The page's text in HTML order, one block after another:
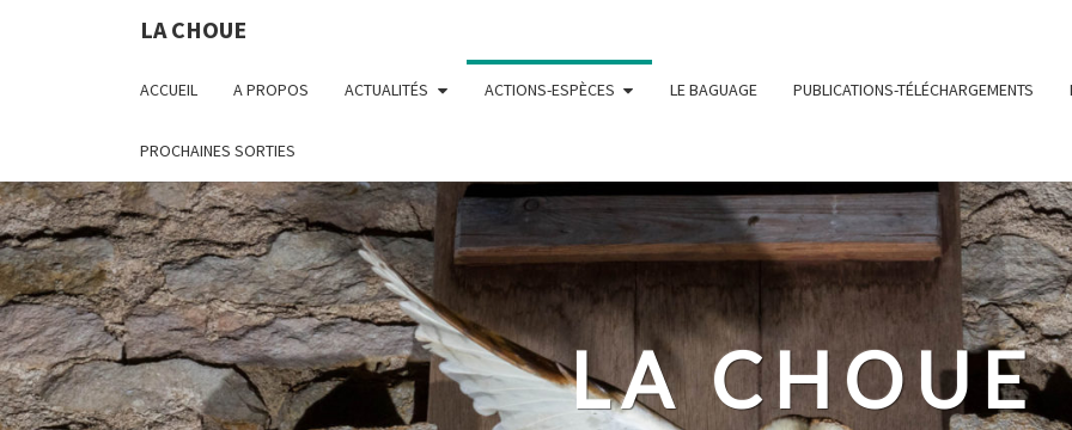
LA CHOUE
ACCUEIL A PROPOS ACTUALITÉS ACTIONS-ESPÈCES LE BAGUAGE PUBLICATIONS-TÉLÉCHARGEMENTS
PROCHAINES SORTIES
LA CHOUE